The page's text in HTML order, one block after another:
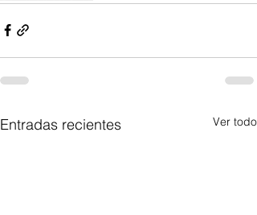
Entradas recientes Ver todo